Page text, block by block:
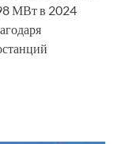
МВт в 2024